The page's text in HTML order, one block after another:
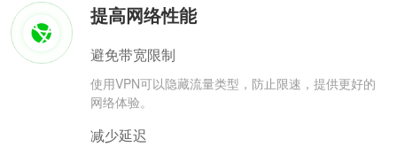
提高网络性能
避免带宽限制
使用VPN可以隐藏流量类型，防止限速，提供更好的
网络体验。
减少延迟